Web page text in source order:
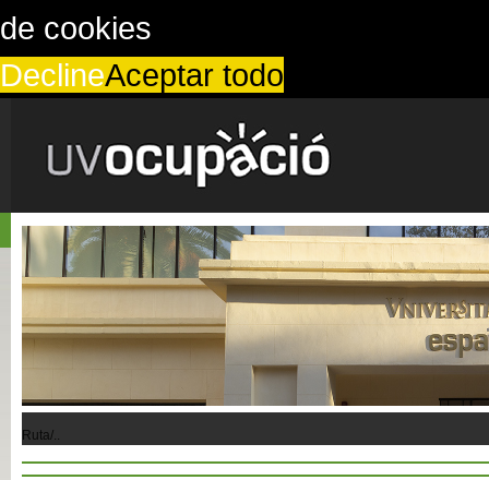
de cookies
DeclineAceptar todo
Ruta/..